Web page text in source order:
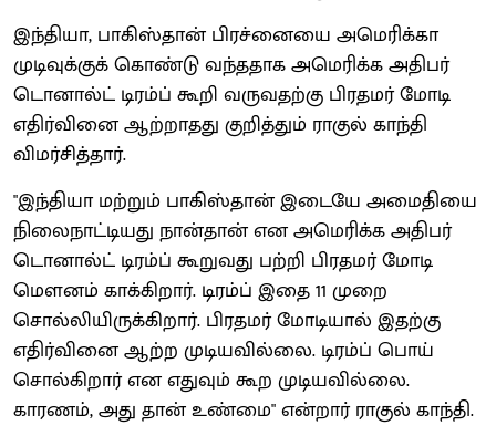
இந்தியா, பாகிஸ்தான் பிரச்னையை அமெரிக்கா
முடிவுக்குக் கொண்டு வந்ததாக அமெரிக்க அதிபர்
டொனால்ட் டிரம்ப் கூறி வருவதற்கு பிரதமர் மோடி
எதிர்வினை ஆற்றாதது குறித்தும் ராகுல் காந்தி
விமர்சித்தார்.
"இந்தியா மற்றும் பாகிஸ்தான் இடையே அமைதியை
நிலைநாட்டியது நான்தான் என அமெரிக்க அதிபர்
டொனால்ட் டிரம்ப் கூறுவது பற்றி பிரதமர் மோடி
மௌனம் காக்கிறார். டிரம்ப் இதை 11 முறை
சொல்லியிருக்கிறார். பிரதமர் மோடியால் இதற்கு
எதிர்வினை ஆற்ற முடியவில்லை. டிரம்ப் பொய்
சொல்கிறார் என எதுவும் கூற முடியவில்லை.
காரணம், அது தான் உண்மை" என்றார் ராகுல் காந்தி.